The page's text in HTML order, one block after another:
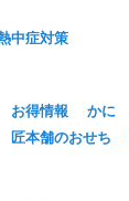
中症対策
お得情報 かに
匠本舗のおせち